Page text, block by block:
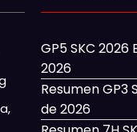
GP5 SKC 2026
2026
Resumen GP3
de 2026